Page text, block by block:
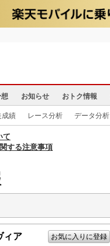
お知らせ おトク情報
成績 レース分析 データ分析
て
する注意事項
ィア お気に入りに登録